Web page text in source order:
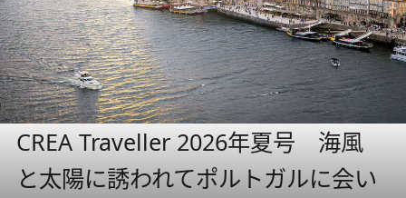
CREA Traveller 2026年夏号 海風
と太陽に誘われてポルトガルに会い